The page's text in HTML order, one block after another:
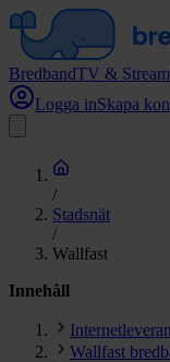
BredbandTV &
Logga inSkapa
/
Stadsnät
/
Wallfast
Innehåll
Wallfast